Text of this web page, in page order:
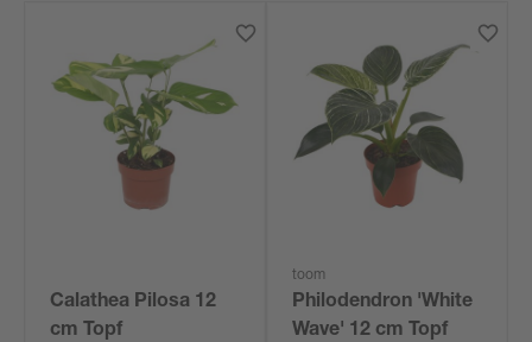
Calathea Pilosa 12
cm Topf
toom
Philodendron 'White
Wave' 12 cm Topf